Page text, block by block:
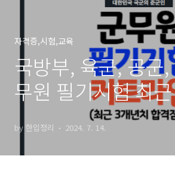
자격증,시험,교육
국방부, 육군, 공군
무원 필기시험 최
라인 합격선은?(ft.
by 한입정리 2024. 7. 14.